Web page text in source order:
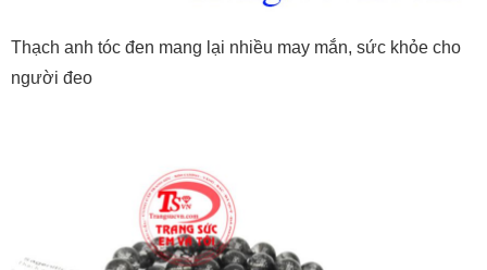
Thạch anh tóc đen mang lại nhiều may mắn, sức khỏe cho
người đeo